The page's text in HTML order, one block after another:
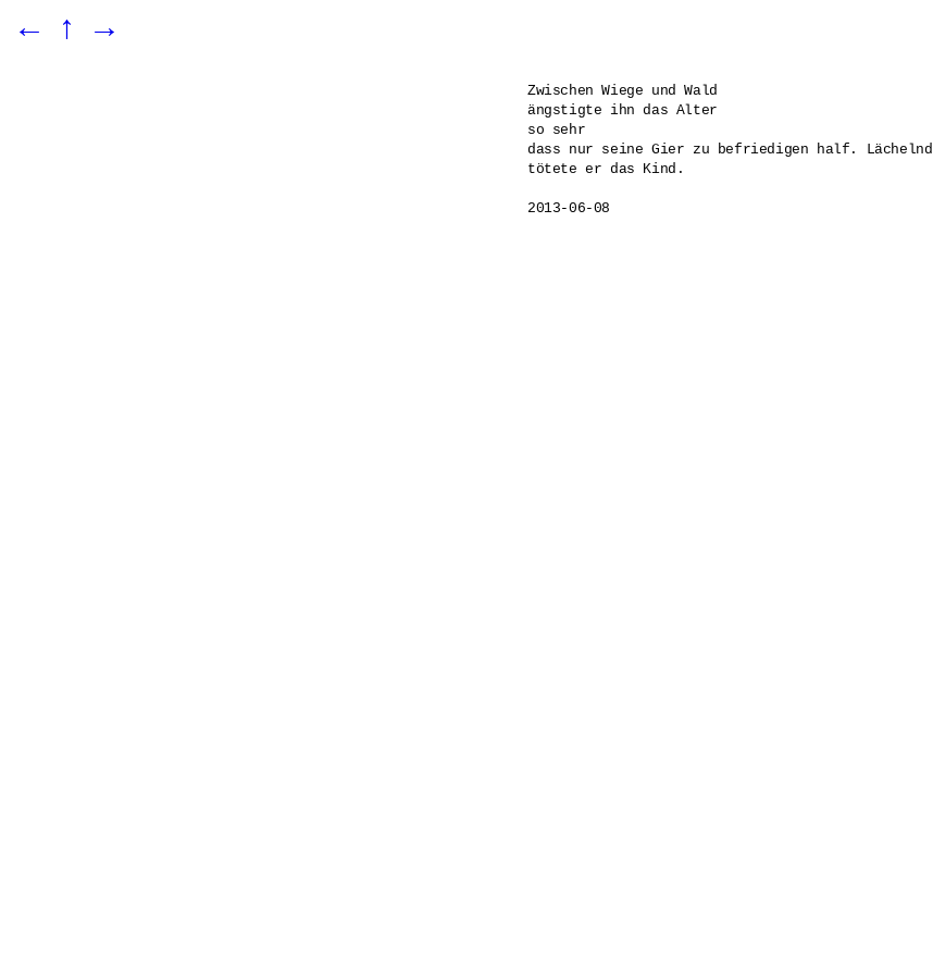
← ↑ →
Zwischen Wiege und Wald
ängstigte ihn das Alter
so sehr
dass nur seine Gier zu befriedigen half. Lächelnd
tötete er das Kind.